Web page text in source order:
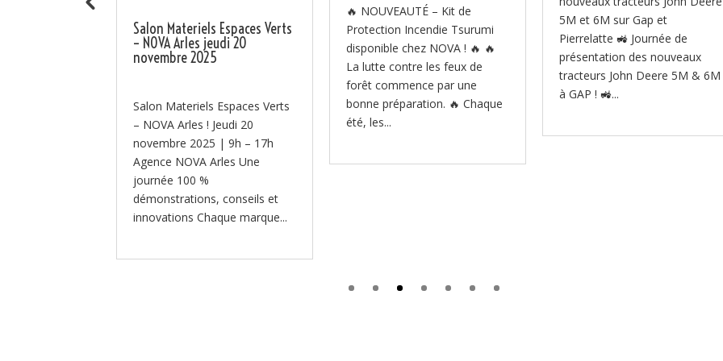
Salon Materiels Espaces Verts
– NOVA Arles jeudi 20
novembre 2025
Salon Materiels Espaces Verts
– NOVA Arles ! Jeudi 20
novembre 2025 | 9h – 17h
Agence NOVA Arles Une
journée 100 %
démonstrations, conseils et
innovations Chaque marque...
🔥 NOUVEAUTÉ – Kit de
Protection Incendie Tsurumi
disponible chez NOVA ! 🔥 🔥
La lutte contre les feux de
forêt commence par une
bonne préparation. 🔥 Chaque
été, les...
5M et 6M sur Gap et
Pierrelatte 🚜 Journée de
présentation des nouveaux
tracteurs John Deere 5M & 6M
à GAP ! 🚜...